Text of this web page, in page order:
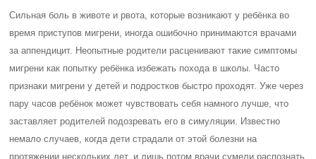
Сильная боль в животе и рвота, которые возникают у ребёнка во
время приступов мигрени, иногда ошибочно принимаются врачами
за аппендицит. Неопытные родители расценивают такие симптомы
мигрени как попытку ребёнка избежать похода в школы. Часто
признаки мигрени у детей и подростков быстро проходят. Уже через
пару часов ребёнок может чувствовать себя намного лучше, что
заставляет родителей подозревать его в симуляции. Известно
немало случаев, когда дети страдали от этой болезни на
протяжении нескольких лет, и лишь потом врачи сумели распознать